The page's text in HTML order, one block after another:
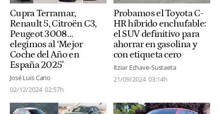
Cupra Terramar,
Renault 5, Citroën C3,
Peugeot 3008…
elegimos al ‘Mejor
Coche del Año en
España 2025’
José Luis Cano
02/12/2024 02:57h
Probamos el Toyota C-
HR híbrido enchufable:
el SUV definitivo para
ahorrar en gasolina y
con etiqueta cero
Itziar Echave-Sustaeta
21/09/2024 03:14h